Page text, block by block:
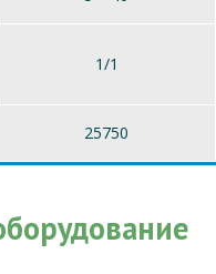
1/1
25750